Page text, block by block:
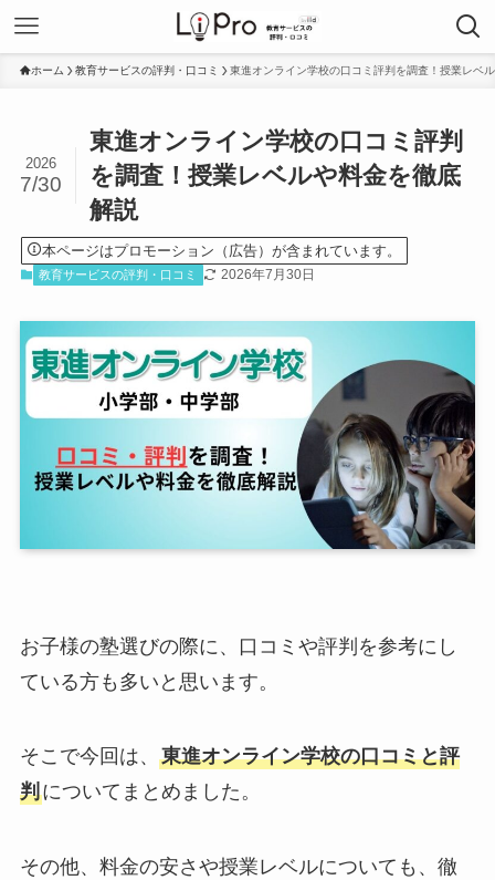
ホーム 教育サービスの評判・口コミ 東進オンライン学校の口コミ評判を調査！授業レベ
東進オンライン学校の口コミ評判
を調査！授業レベルや料金を徹底
解説
2026
7/30
本ページはプロモーション（広告）が含まれています。
教育サービスの評判・口コミ 2026年7月30日
お子様の塾選びの際に、口コミや評判を参考にし
ている方も多いと思います。
そこで今回は、 東進オンライン学校の口コミと評
判についてまとめました。
その他、料金の安さや授業レベルについても、徹